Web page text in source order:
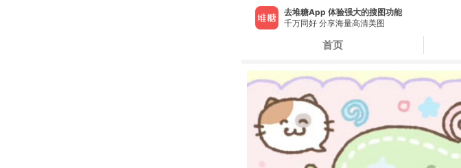
去堆糖App 体验强大的搜图功能
千万同好 分享海量高清美图
首页